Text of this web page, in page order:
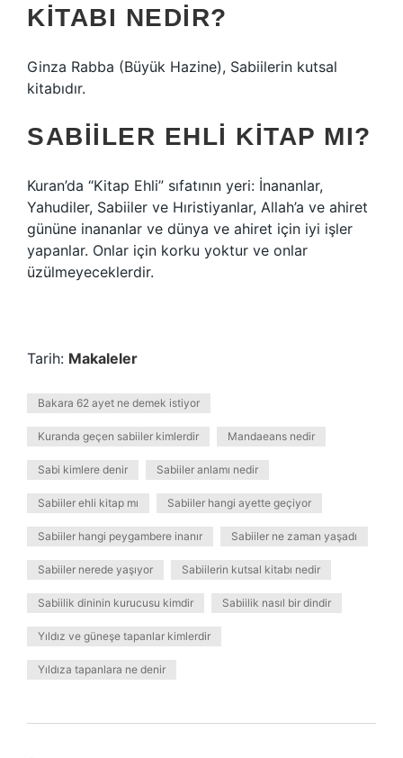
KITABI NEDIR?
Ginza Rabba (Büyük Hazine), Sabiilerin kutsal
kitabıdır.
SABIILER EHLI KITAP MI?
Kuran’da “Kitap Ehli” sıfatının yeri: İnananlar,
Yahudiler, Sabiiler ve Hıristiyanlar, Allah’a ve ahiret
gününe inananlar ve dünya ve ahiret için iyi işler
yapanlar. Onlar için korku yoktur ve onlar
üzülmeyeceklerdir.
Tarih: Makaleler
Bakara 62 ayet ne demek istiyor
Kuranda geçen sabiiler kimlerdir Mandaeans nedir
Sabi kimlere denir Sabiiler anlamı nedir
Sabiiler ehli kitap mı Sabiiler hangi ayette geçiyor
Sabiiler hangi peygambere inanır Sabiiler ne zaman yaşadı
Sabiiler nerede yaşıyor Sabiilerin kutsal kitabı nedir
Sabiilik dininin kurucusu kimdir Sabiilik nasıl bir dindir
Yıldız ve güneşe tapanlar kimlerdir
Yıldıza tapanlara ne denir